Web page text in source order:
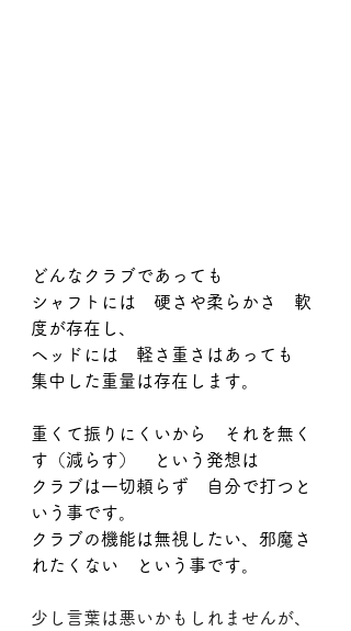
どんなクラブであっても
シャフトには　硬さや柔らかさ　軟
度が存在し、
ヘッドには　軽さ重さはあっても
集中した重量は存在します。
重くて振りにくいから　それを無く
す（減らす）　という発想は
クラブは一切頼らず　自分で打つと
いう事です。
クラブの機能は無視したい、邪魔さ
れたくない　という事です。
少し言葉は悪いかもしれませんが、